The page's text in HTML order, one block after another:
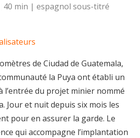
40 min | espagnol sous-titré
de Ciudad de Guatemala,
la Puya ont établi un
l’entrée du projet minier nommé
Jour et nuit depuis six mois les
pour en assurer la garde. Le
qui accompagne l’implantation